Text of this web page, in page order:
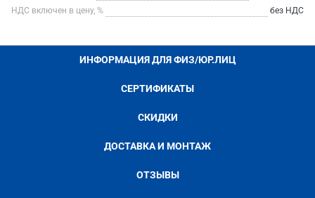
НДС включен в цену, %
без НДС
ИНФОРМАЦИЯ ДЛЯ ФИЗ/ЮР.ЛИЦ
СЕРТИФИКАТЫ
СКИДКИ
ДОСТАВКА И МОНТАЖ
ОТЗЫВЫ